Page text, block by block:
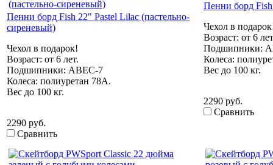
Пенни борд Fish 22" Pastel Lilac (пастельно-
сиреневый)
Чехол в подарок!
Возраст: от 6 лет.
Подшипники: ABEC-7
Колеса: полиуретан 78А.
Вес до 100 кг.
2290 руб.
Сравнить
Пенни борд
Чехол в
Возраст: от 6
Подшипники:
Колеса:
Вес до 100 кг.
2290 руб.
Сравнить